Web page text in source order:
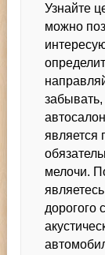
Узнайте
можно
является
мелочи.
дорогого